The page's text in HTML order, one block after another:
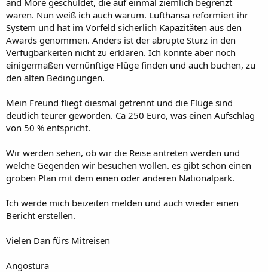
and More geschuldet, die auf einmal ziemlich begrenzt
waren. Nun weiß ich auch warum. Lufthansa reformiert ihr
System und hat im Vorfeld sicherlich Kapazitäten aus den
Awards genommen. Anders ist der abrupte Sturz in den
Verfügbarkeiten nicht zu erklären. Ich konnte aber noch
einigermaßen vernünftige Flüge finden und auch buchen, zu
den alten Bedingungen.
Mein Freund fliegt diesmal getrennt und die Flüge sind
deutlich teurer geworden. Ca 250 Euro, was einen Aufschlag
von 50 % entspricht.
Wir werden sehen, ob wir die Reise antreten werden und
welche Gegenden wir besuchen wollen. es gibt schon einen
groben Plan mit dem einen oder anderen Nationalpark.
Ich werde mich beizeiten melden und auch wieder einen
Bericht erstellen.
Vielen Dan fürs Mitreisen
Angostura